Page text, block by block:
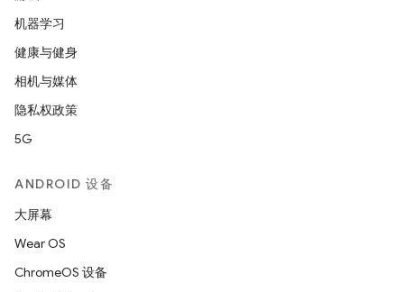
机器学习
健康与健身
相机与媒体
隐私权政策
5G
ANDROID 设备
大屏幕
Wear OS
ChromeOS 设备